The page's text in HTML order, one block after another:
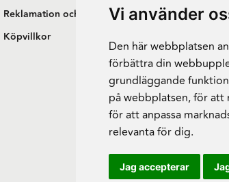
Vi använder
Den här webbplatsen
förbättra din
grundläggande
på webbplatsen,för att
för att anpassa
relevanta för dig.
Jag accepterar
Reklamation och retur
Köpvillkor